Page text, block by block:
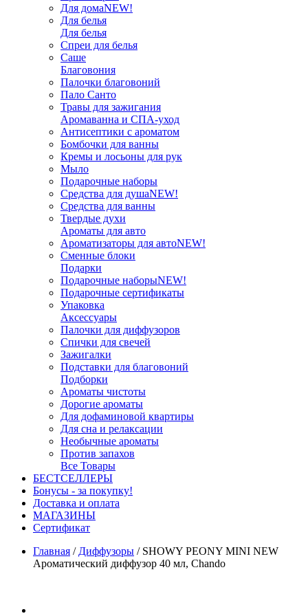
Для домаNEW!
Для белья
Для белья
Спреи для белья
Саше
Благовония
Палочки благовоний
Пало Санто
Травы для зажигания
Аромаванна и СПА-уход
Антисептики с ароматом
Бомбочки для ванны
Кремы и лосьоны для рук
Мыло
Подарочные наборы
Средства для душаNEW!
Средства для ванны
Твердые духи
Ароматы для авто
Ароматизаторы для автоNEW!
Сменные блоки
Подарки
Подарочные наборыNEW!
Подарочные сертификаты
Упаковка
Аксессуары
Палочки для диффузоров
Спички для свечей
Зажигалки
Подставки для благовоний
Подборки
Ароматы чистоты
Дорогие ароматы
Для дофаминовой квартиры
Для сна и релаксации
Необычные ароматы
Против запахов
Все Товары
БЕСТСЕЛЛЕРЫ
Бонусы - за покупку!
Доставка и оплата
МАГАЗИНЫ
Cертификат
Главная / Диффузоры / SHOWY PEONY MINI NEW
Ароматический диффузор 40 мл, Chando